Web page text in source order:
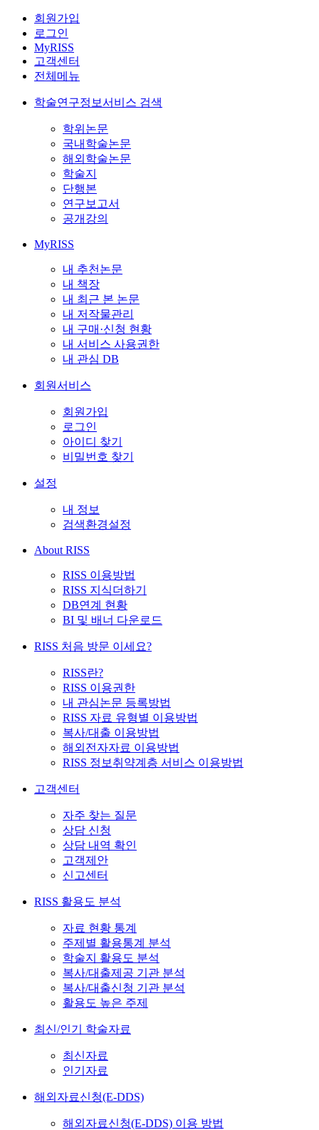
회원가입
로그인
MyRISS
고객센터
전체메뉴
학술연구정보서비스 검색
학위논문
국내학술논문
해외학술논문
학술지
단행본
연구보고서
공개강의
MyRISS
내 추천논문
내 책장
내 최근 본 논문
내 저작물관리
내 구매·신청 현황
내 서비스 사용권한
내 관심 DB
회원서비스
회원가입
로그인
아이디 찾기
비밀번호 찾기
설정
내 정보
검색환경설정
About RISS
RISS 이용방법
RISS 지식더하기
DB연계 현황
BI 및 배너 다운로드
RISS 처음 방문 이세요?
RISS란?
RISS 이용권한
내 관심논문 등록방법
RISS 자료 유형별 이용방법
복사/대출 이용방법
해외전자자료 이용방법
RISS 정보취약계층 서비스 이용방법
고객센터
자주 찾는 질문
상담 신청
상담 내역 확인
고객제안
신고센터
RISS 활용도 분석
자료 현황 통계
주제별 활용통계 분석
학술지 활용도 분석
복사/대출제공 기관 분석
복사/대출신청 기관 분석
활용도 높은 주제
최신/인기 학술자료
최신자료
인기자료
해외자료신청(E-DDS)
해외자료신청(E-DDS) 이용 방법